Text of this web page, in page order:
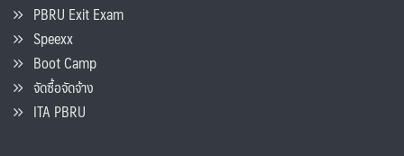
PBRU Exit Exam
Speexx
Boot Camp
จัดซื้อจัดจ้าง
ITA PBRU